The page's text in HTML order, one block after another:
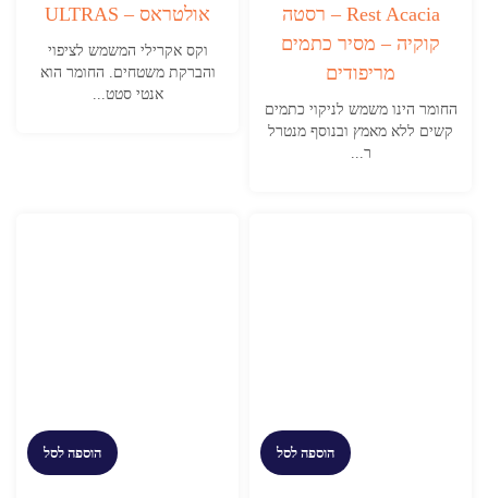
Rest Acacia – רסטה
קוקיה – מסיר כתמים
מריפודים
החומר הינו משמש לניקוי כתמים
קשים ללא מאמץ ובנוסף מנטרל
ר...
אולטראס – ULTRAS
וקס אקרילי המשמש לציפוי
והברקת משטחים. החומר הוא
אנטי סטט...
הוספה לסל הוספה לסל